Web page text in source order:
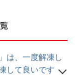
は、一度解凍し
して良いです